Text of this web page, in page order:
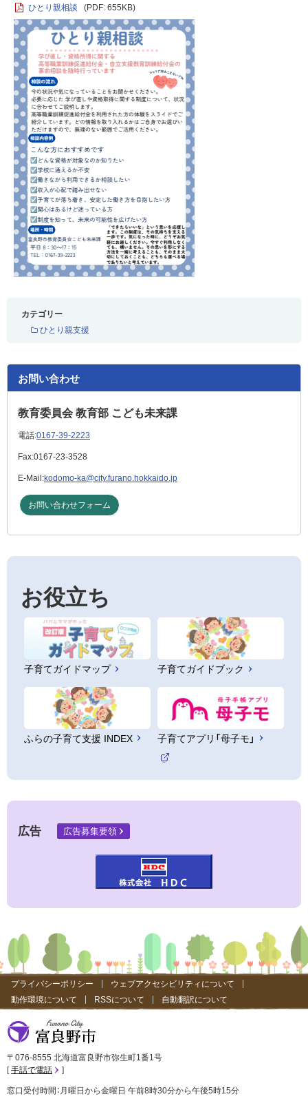
ひとり親相談
(PDF: 655KB)
カテゴリー
ひとり親支援
お問い合わせ
教育委員会 教育部 こども未来課
電話:0167-39-2223
Fax:0167-23-3528
E-Mail:kodomo-ka@city.furano.hokkaido.jp
お問い合わせフォーム
お役立ち
子育てガイドマップ 子育てガイドブック
ふらの子育て支援 INDEX 子育てアプリ「母子モ」
外
サ
広告 広告募集要領
プライバシーポリシー
ウェブアクセシビリティについて
動作環境について
RSSについて 自動翻訳について
〒076-8555 北海道富良野市弥生町1番1号
手話で電話
窓口受付時間：月曜日から金曜日 午前8時30分から午後5時15分